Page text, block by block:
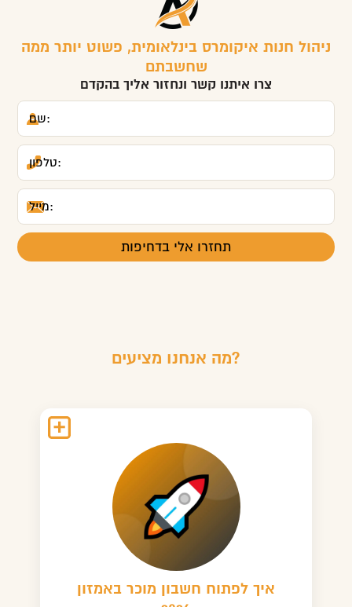
ניהול חנות איקומרס בינלאומית, פשוט יותר ממה
שחשבתם
צרו איתנו קשר ונחזור אליך בהקדם
מה אנחנו מציעים?
איך לפתוח חשבון מוכר באמזון